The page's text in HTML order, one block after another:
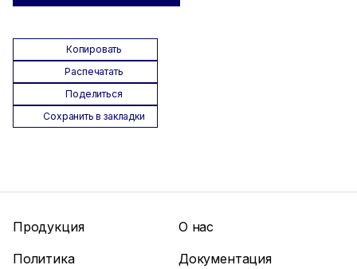
Копировать
Распечатать
Поделиться
Сохранить в закладки
Продукция
О нас
Политика
Документация